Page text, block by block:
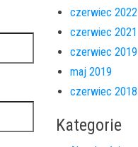
czerwiec 2022
czerwiec 2021
czerwiec 2019
maj 2019
czerwiec 2018
Kategorie